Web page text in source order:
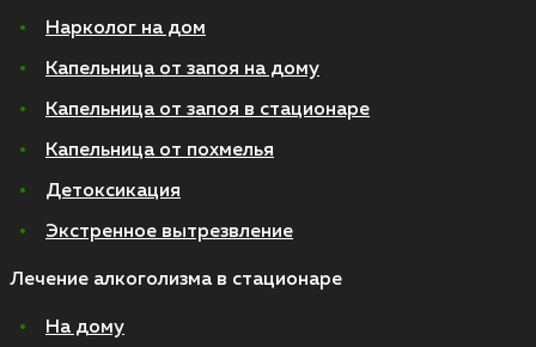
Нарколог на дом
Капельница от запоя на дому
Капельница от запоя в стационаре
Капельница от похмелья
Детоксикация
Экстренное вытрезвление
Лечение алкоголизма в стационаре
На дому